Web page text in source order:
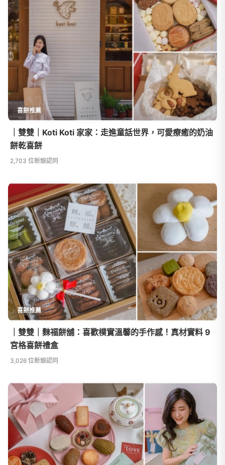
喜餅推薦
｜雙雙｜Koti Koti 家家：走進童話世界，可愛療癒的奶油
餅乾喜餅
2,703 位新娘認同
喜餅推薦
｜雙雙｜麳福餅舖：喜歡樸實溫馨的手作感！真材實料 9
宮格喜餅禮盒
3,026 位新娘認同